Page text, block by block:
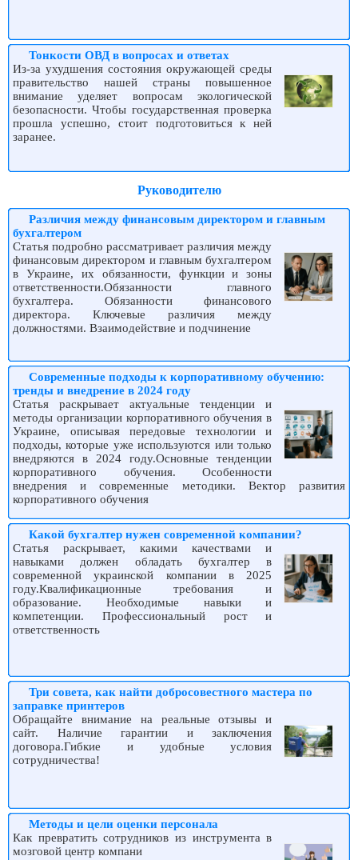
Тонкости ОВД в вопросах и ответах
Из-за ухудшения состояния окружающей среды
правительство нашей страны повышенное
внимание уделяет вопросам экологической
безопасности. Чтобы государственная проверка
прошла успешно, стоит подготовиться к ней
заранее.
Руководителю
Различия между финансовым директором и главным
бухгалтером
Статья подробно рассматривает различия между
финансовым директором и главным бухгалтером
в Украине, их обязанности, функции и зоны
ответственности.Обязанности главного
бухгалтера. Обязанности финансового
директора. Ключевые различия между
должностями. Взаимодействие и подчинение
Современные подходы к корпоративному обучению:
тренды и внедрение в 2024 году
Статья раскрывает актуальные тенденции и
методы организации корпоративного обучения в
Украине, описывая передовые технологии и
подходы, которые уже используются или только
внедряются в 2024 году.Основные тенденции
корпоративного обучения. Особенности
внедрения и современные методики. Вектор развития
корпоративного обучения
Какой бухгалтер нужен современной компании?
Статья раскрывает, какими качествами и
навыками должен обладать бухгалтер в
современной украинской компании в 2025
году.Квалификационные требования и
образование. Необходимые навыки и
компетенции. Профессиональный рост и
ответственность
Три совета, как найти добросовестного мастера по
заправке принтеров
Обращайте внимание на реальные отзывы и
сайт. Наличие гарантии и заключения
договора.Гибкие и удобные условия
сотрудничества!
Методы и цели оценки персонала
Как превратить сотрудников из инструмента в
мозговой центр компани